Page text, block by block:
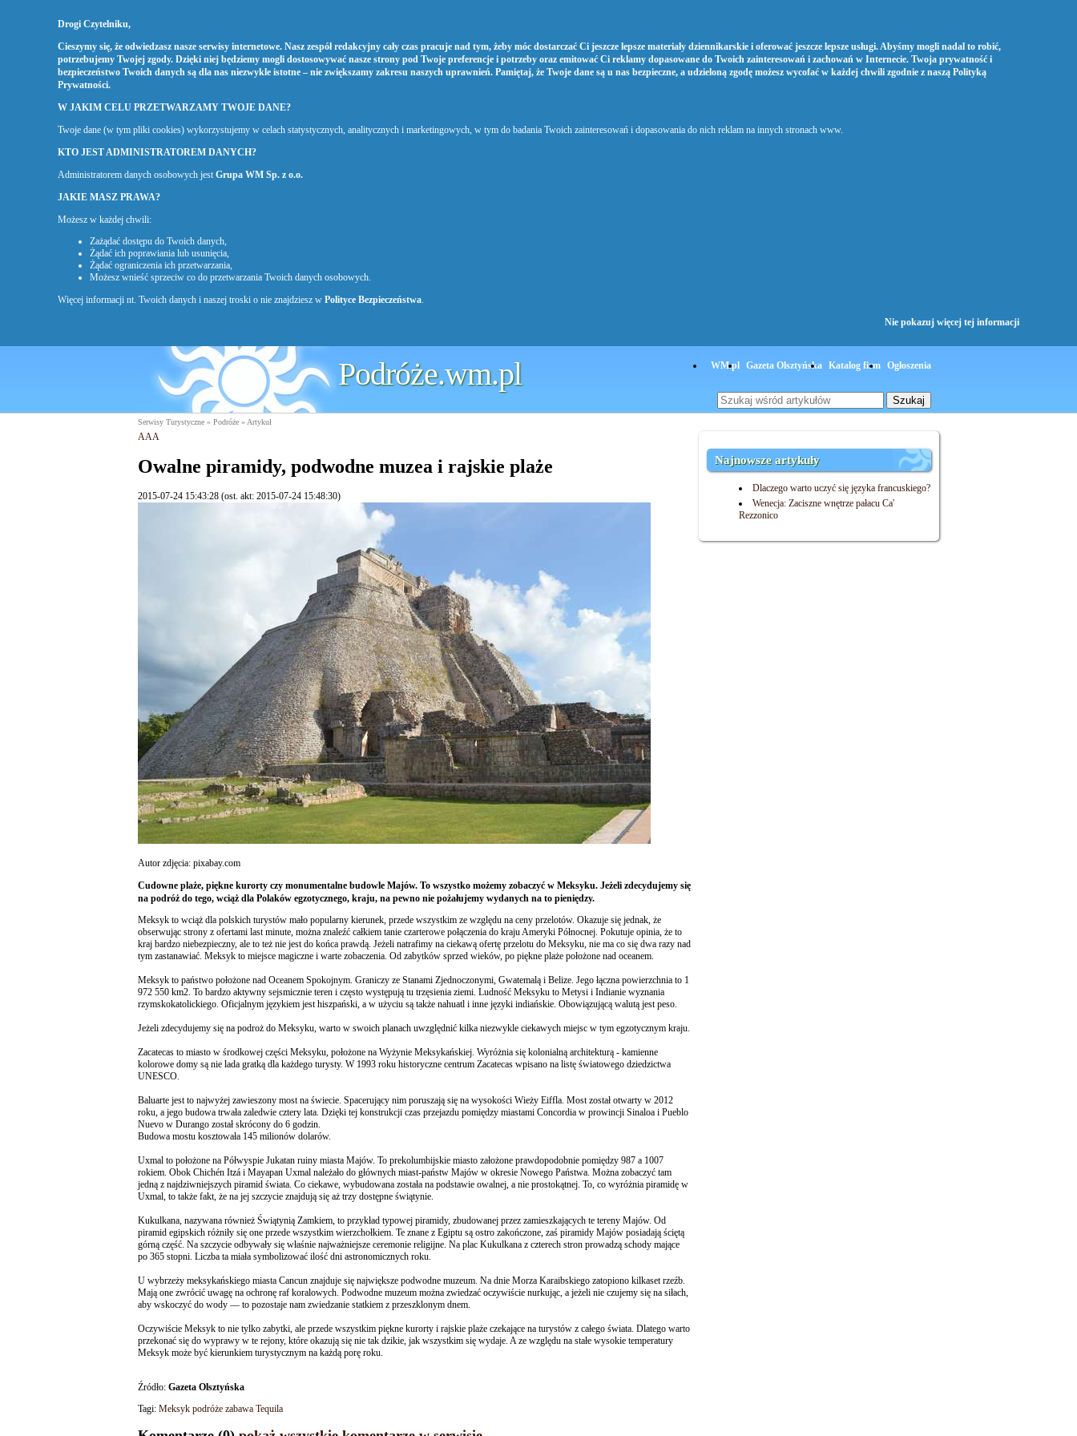
Drogi Czytelniku,
Cieszymy się, że odwiedzasz nasze serwisy internetowe. Nasz zespół redakcyjny cały czas pracuje nad tym, żeby móc dostarczać Ci jeszcze lepsze materiały dziennikarskie i oferować jeszcze lepsze usługi. Abyśmy mogli nadal to robić,
potrzebujemy Twojej zgody. Dzięki niej będziemy mogli dostosowywać nasze strony pod Twoje preferencje i potrzeby oraz emitować Ci reklamy dopasowane do Twoich zainteresowań i zachowań w Internecie. Twoja prywatność i
bezpieczeństwo Twoich danych są dla nas niezwykle istotne – nie zwiększamy zakresu naszych uprawnień. Pamiętaj, że Twoje dane są u nas bezpieczne, a udzieloną zgodę możesz wycofać w każdej chwili zgodnie z naszą Polityką
Prywatności.
W JAKIM CELU PRZETWARZAMY TWOJE DANE?
Twoje dane (w tym pliki cookies) wykorzystujemy w celach statystycznych, analitycznych i marketingowych, w tym do badania Twoich zainteresowań i dopasowania do nich reklam na innych stronach www.
KTO JEST ADMINISTRATOREM DANYCH?
Administratorem danych osobowych jest Grupa WM Sp. z o.o.
JAKIE MASZ PRAWA?
Możesz w każdej chwili:
Zażądać dostępu do Twoich danych,
Żądać ich poprawiania lub usunięcia,
Żądać ograniczenia ich przetwarzania,
Możesz wnieść sprzeciw co do przetwarzania Twoich danych osobowych.
Więcej informacji nt. Twoich danych i naszej troski o nie znajdziesz w Polityce Bezpieczeństwa.
Nie pokazuj więcej tej informacji
Podróże.wm.pl WM.pl Gazeta Olsztyńska Katalog firm Ogłoszenia
Serwisy Turystyczne » Podróże » Artykuł
AAA
Owalne piramidy, podwodne muzea i rajskie plaże
2015-07-24 15:43:28 (ost. akt: 2015-07-24 15:48:30)
Autor zdjęcia: pixabay.com
Cudowne plaże, piękne kurorty czy monumentalne budowle Majów. To wszystko możemy zobaczyć w Meksyku. Jeżeli zdecydujemy się
na podróż do tego, wciąż dla Polaków egzotycznego, kraju, na pewno nie pożałujemy wydanych na to pieniędzy.
Meksyk to wciąż dla polskich turystów mało popularny kierunek, przede wszystkim ze względu na ceny przelotów. Okazuje się jednak, że
obserwując strony z ofertami last minute, można znaleźć całkiem tanie czarterowe połączenia do kraju Ameryki Północnej. Pokutuje opinia, że to
kraj bardzo niebezpieczny, ale to też nie jest do końca prawdą. Jeżeli natrafimy na ciekawą ofertę przelotu do Meksyku, nie ma co się dwa razy nad
tym zastanawiać. Meksyk to miejsce magiczne i warte zobaczenia. Od zabytków sprzed wieków, po piękne plaże położone nad oceanem.
Meksyk to państwo położone nad Oceanem Spokojnym. Graniczy ze Stanami Zjednoczonymi, Gwatemalą i Belize. Jego łączna powierzchnia to 1
972 550 km2. To bardzo aktywny sejsmicznie teren i często występują tu trzęsienia ziemi. Ludność Meksyku to Metysi i Indianie wyznania
rzymskokatolickiego. Oficjalnym językiem jest hiszpański, a w użyciu są także nahuatl i inne języki indiańskie. Obowiązującą walutą jest peso.
Jeżeli zdecydujemy się na podroż do Meksyku, warto w swoich planach uwzględnić kilka niezwykle ciekawych miejsc w tym egzotycznym kraju.
Zacatecas to miasto w środkowej części Meksyku, położone na Wyżynie Meksykańskiej. Wyróżnia się kolonialną architekturą - kamienne
kolorowe domy są nie lada gratką dla każdego turysty. W 1993 roku historyczne centrum Zacatecas wpisano na listę światowego dziedzictwa
UNESCO.
Baluarte jest to najwyżej zawieszony most na świecie. Spacerujący nim poruszają się na wysokości Wieży Eiffla. Most został otwarty w 2012
roku, a jego budowa trwała zaledwie cztery lata. Dzięki tej konstrukcji czas przejazdu pomiędzy miastami Concordia w prowincji Sinaloa i Pueblo
Nuevo w Durango został skrócony do 6 godzin.
Budowa mostu kosztowała 145 milionów dolarów.
Uxmal to położone na Półwyspie Jukatan ruiny miasta Majów. To prekolumbijskie miasto założone prawdopodobnie pomiędzy 987 a 1007
rokiem. Obok Chichén Itzá i Mayapan Uxmal należało do głównych miast-państw Majów w okresie Nowego Państwa. Można zobaczyć tam
jedną z najdziwniejszych piramid świata. Co ciekawe, wybudowana została na podstawie owalnej, a nie prostokątnej. To, co wyróżnia piramidę w
Uxmal, to także fakt, że na jej szczycie znajdują się aż trzy dostępne świątynie.
Kukulkana, nazywana również Świątynią Zamkiem, to przykład typowej piramidy, zbudowanej przez zamieszkających te tereny Majów. Od
piramid egipskich różniły się one przede wszystkim wierzchołkiem. Te znane z Egiptu są ostro zakończone, zaś piramidy Majów posiadają ściętą
górną część. Na szczycie odbywały się właśnie najważniejsze ceremonie religijne. Na plac Kukulkana z czterech stron prowadzą schody mające
po 365 stopni. Liczba ta miała symbolizować ilość dni astronomicznych roku.
U wybrzeży meksykańskiego miasta Cancun znajduje się największe podwodne muzeum. Na dnie Morza Karaibskiego zatopiono kilkaset rzeźb.
Mają one zwrócić uwagę na ochronę raf koralowych. Podwodne muzeum można zwiedzać oczywiście nurkując, a jeżeli nie czujemy się na siłach,
aby wskoczyć do wody — to pozostaje nam zwiedzanie statkiem z przeszklonym dnem.
Oczywiście Meksyk to nie tylko zabytki, ale przede wszystkim piękne kurorty i rajskie plaże czekające na turystów z całego świata. Dlatego warto
przekonać się do wyprawy w te rejony, które okazują się nie tak dzikie, jak wszystkim się wydaje. A ze względu na stałe wysokie temperatury
Meksyk może być kierunkiem turystycznym na każdą porę roku.
Źródło: Gazeta Olsztyńska
Tagi: Meksyk podróże zabawa Tequila
Najnowsze artykuły
Dlaczego warto uczyć się języka francuskiego?
Wenecja: Zaciszne wnętrze pałacu Ca'
Rezzonico